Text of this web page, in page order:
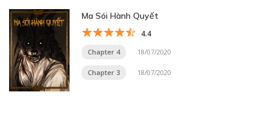
Ma Sói Hành Quyết
4.4
Chapter 4 18/07/2020
Chapter 3 18/07/2020